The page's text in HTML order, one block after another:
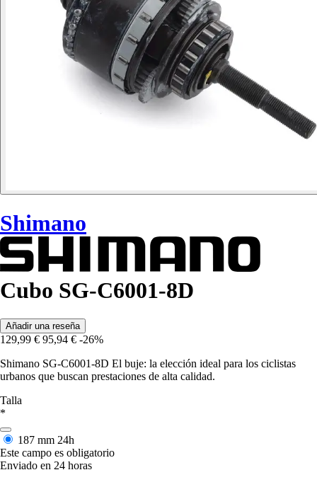
Shimano
Cubo SG-C6001-8D
Añadir una reseña
129,99 € 95,94 € -26%
Shimano SG-C6001-8D El buje: la elección ideal para los ciclistas
urbanos que buscan prestaciones de alta calidad.
Talla
*
187 mm 24h
Este campo es obligatorio
Enviado en 24 horas